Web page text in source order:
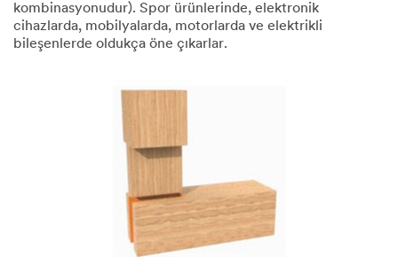
kombinasyonudur). Spor ürünlerinde, elektronik
cihazlarda, mobilyalarda, motorlarda ve elektrikli
bileşenlerde oldukça öne çıkarlar.